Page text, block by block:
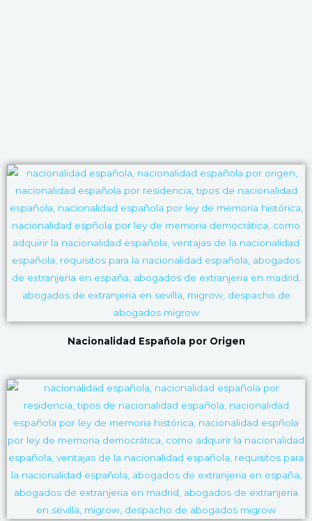
Nacionalidad Española por Origen